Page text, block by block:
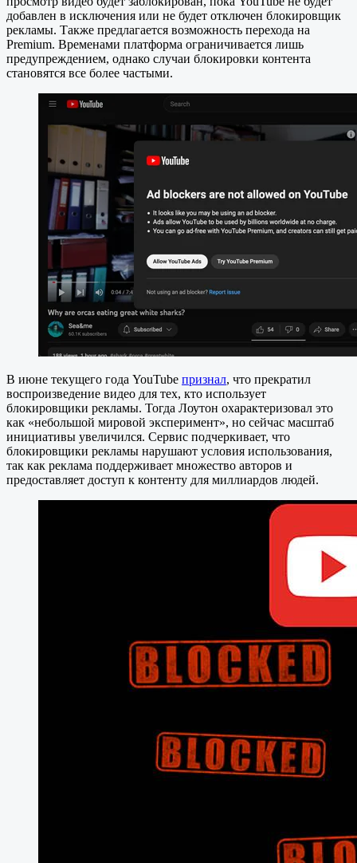
добавлен в исключения или не будет отключен блокировщик
рекламы. Также предлагается возможность перехода на
Premium. Временами платформа ограничивается лишь
предупреждением, однако случаи блокировки контента
становятся все более частыми.
В июне текущего года YouTube признал, что прекратил
воспроизведение видео для тех, кто использует
блокировщики рекламы. Тогда Лоутон охарактеризовал это
как «небольшой мировой эксперимент», но сейчас масштаб
инициативы увеличился. Сервис подчеркивает, что
блокировщики рекламы нарушают условия использования,
так как реклама поддерживает множество авторов и
предоставляет доступ к контенту для миллиардов людей.